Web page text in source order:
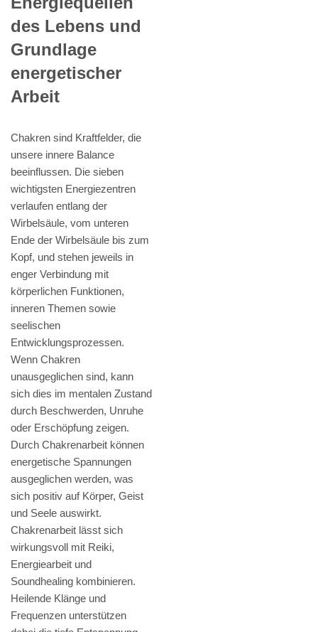
des Lebens und
Grundlage
energetischer
Arbeit
Chakren sind Kraftfelder, die
unsere innere Balance
beeinflussen. Die sieben
wichtigsten Energiezentren
verlaufen entlang der
Wirbelsäule, vom unteren
Ende der Wirbelsäule bis zum
Kopf, und stehen jeweils in
enger Verbindung mit
körperlichen Funktionen,
inneren Themen sowie
seelischen
Entwicklungsprozessen.
Wenn Chakren
unausgeglichen sind, kann
sich dies im mentalen Zustand
durch Beschwerden, Unruhe
oder Erschöpfung zeigen.
Durch Chakrenarbeit können
energetische Spannungen
ausgeglichen werden, was
sich positiv auf Körper, Geist
und Seele auswirkt.
Chakrenarbeit lässt sich
wirkungsvoll mit Reiki,
Energiearbeit und
Soundhealing kombinieren.
Heilende Klänge und
Frequenzen unterstützen